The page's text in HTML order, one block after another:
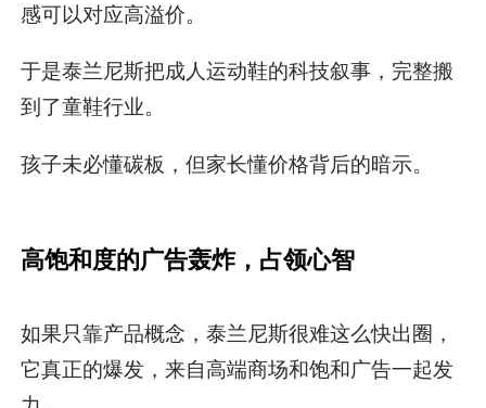
感可以对应高溢价。
于是泰兰尼斯把成人运动鞋的科技叙事，完整搬
到了童鞋行业。
孩子未必懂碳板，但家长懂价格背后的暗示。
高饱和度的广告轰炸，占领心智
如果只靠产品概念，泰兰尼斯很难这么快出圈，
它真正的爆发，来自高端商场和饱和广告一起发